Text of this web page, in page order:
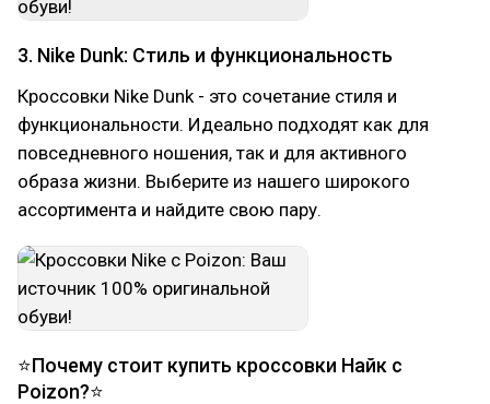
3. Nike Dunk: Стиль и функциональность
Кроссовки Nike Dunk - это сочетание стиля и
функциональности. Идеально подходят как для
повседневного ношения, так и для активного
образа жизни. Выберите из нашего широкого
ассортимента и найдите свою пару.
⭐Почему стоит купить кроссовки Найк с
Poizon?⭐